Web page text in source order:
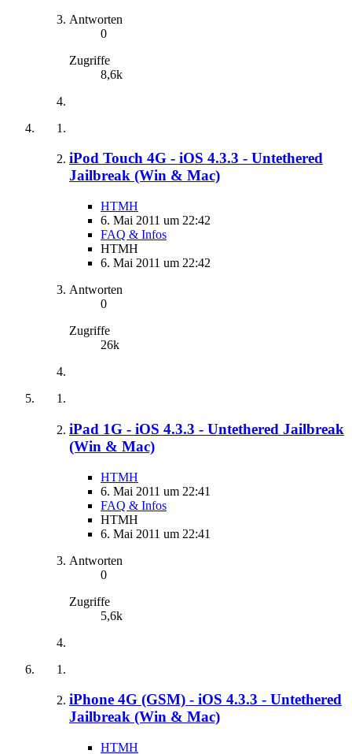
Antworten
0
Zugriffe
8,6k
iPod Touch 4G - iOS 4.3.3 - Untethered
Jailbreak (Win & Mac)
HTMH
6. Mai 2011 um 22:42
FAQ & Infos
HTMH
6. Mai 2011 um 22:42
Antworten
0
Zugriffe
26k
iPad 1G - iOS 4.3.3 - Untethered Jailbreak
(Win & Mac)
HTMH
6. Mai 2011 um 22:41
FAQ & Infos
HTMH
6. Mai 2011 um 22:41
Antworten
0
Zugriffe
5,6k
iPhone 4G (GSM) - iOS 4.3.3 - Untethered
Jailbreak (Win & Mac)
HTMH